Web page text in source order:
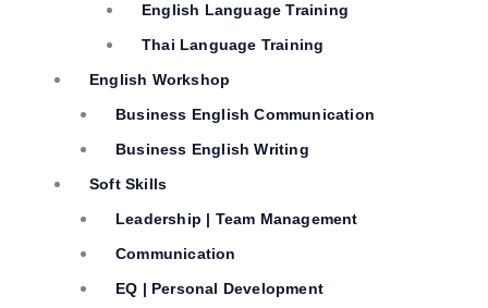
English Language Training
Thai Language Training
English Workshop
Business English Communication
Business English Writing
Soft Skills
Leadership | Team Management
Communication
EQ | Personal Development